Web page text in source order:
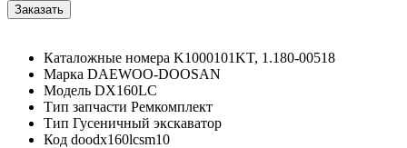
Каталожные номера K1000101KT, 1.180-00518
Марка DAEWOO-DOOSAN
Модель DX160LC
Тип запчасти Ремкомплект
Тип Гусеничный экскаватор
Код doodx160lcsm10